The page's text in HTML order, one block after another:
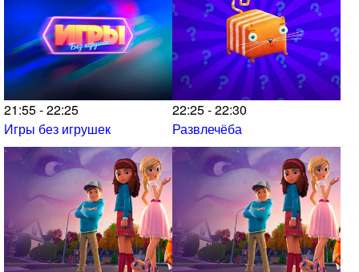
21:55 - 22:25
Игры без игрушек
22:25 - 22:30
Развлечёба